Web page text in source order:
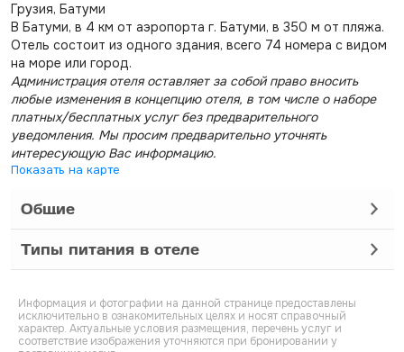
Грузия, Батуми
В Батуми, в 4 км от аэропорта г. Батуми, в 350 м от пляжа.
Отель состоит из одного здания, всего 74 номера с видом
на море или город.
Администрация отеля оставляет за собой право вносить
любые изменения в концепцию отеля, в том числе о наборе
платных/бесплатных услуг без предварительного
уведомления. Мы просим предварительно уточнять
интересующую Вас информацию.
Показать на карте
Общие
Типы питания в отеле
Информация и фотографии на данной странице предоставлены
исключительно в ознакомительных целях и носят справочный
характер. Актуальные условия размещения, перечень услуг и
соответствие изображения уточняются при бронировании у